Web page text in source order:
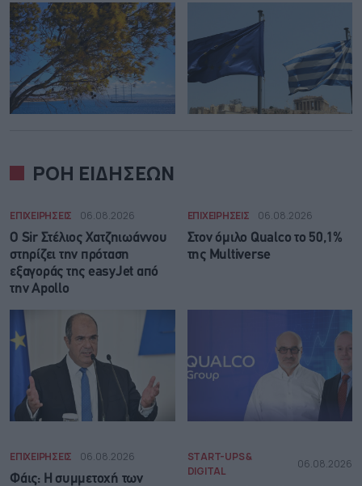
ΡΟΗ ΕΙΔΗΣΕΩΝ
ΕΠΙΧΕΙΡΗΣΕΙΣ 06.08.2026
Ο Sir Στέλιος Χατζηιωάννου
στηρίζει την πρόταση
εξαγοράς της easyJet από
την Apollo
ΕΠΙΧΕΙΡΗΣΕΙΣ 06.08.2026
Στον όμιλο Qualco το 50,1%
της Multiverse
ΕΠΙΧΕΙΡΗΣΕΙΣ 06.08.2026
Φάις: Η συμμετοχή των
START-UPS &
DIGITAL
06.08.2026